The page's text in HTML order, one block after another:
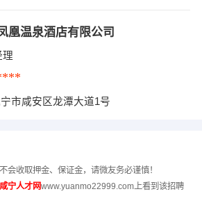
凰温泉酒店有限公司
理
市咸安区龙潭大道1号
会收取押金、保证金，请微友务必谨慎！
宁人才网www.yuanmo22999.com上看到该招聘